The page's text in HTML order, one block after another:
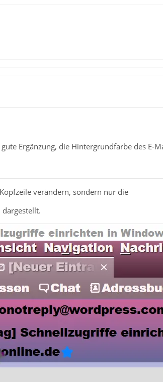
Ergänzung, die Hintergrundfarbe des E-
verändern, sondern nur die